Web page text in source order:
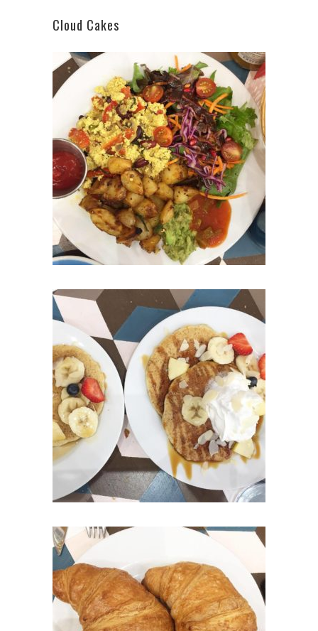
Cloud Cakes